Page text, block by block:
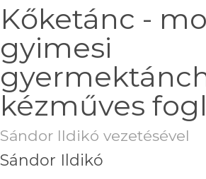
Kőketánc -
gyimesi
kézműves
Sándor Ildikó vezetésével
Sándor Ildikó